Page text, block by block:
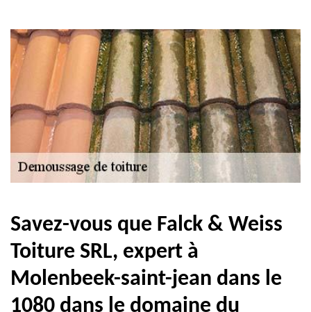
Savez-vous que Falck & Weiss
Toiture SRL, expert à
Molenbeek-saint-jean dans le
1080 dans le domaine du